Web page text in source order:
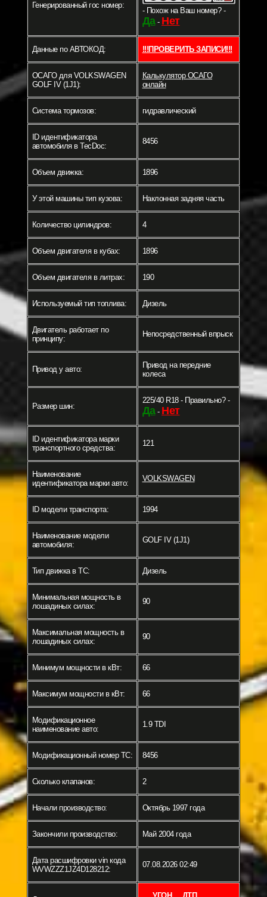
Генерированный гос номер:
- Похож на Ваш номер? -
Да- Нет
Данные по АВТОКОД: !!!ПРОВЕРИТЬ ЗАПИСИ!!!
ОСАГО для VOLKSWAGEN
GOLF IV (1J1):
Калькулятор ОСАГО
онлайн
Система тормозов: гидравлический
ID идентификатора
автомобиля в TecDoc:
8456
Объем движка: 1896
У этой машины тип кузова: Наклонная задняя часть
Количество цилиндров: 4
Объем двигателя в кубах: 1896
Объем двигателя в литрах: 190
Используемый тип топлива: Дизель
Двигатель работает по
принципу:
Непосредственный впрыск
Привод у авто:
Привод на передние
колеса
Размер шин:
225/40 R18 - Правильно? -
Да- Нет
ID идентификатора марки
транспортного средства:
121
Наименование
идентификатора марки авто:
VOLKSWAGEN
ID модели транспорта: 1994
Наименование модели
автомобиля:
GOLF IV (1J1)
Тип движка в ТС: Дизель
Минимальная мощность в
лошадиных силах:
90
Максимальная мощность в
лошадиных силах:
90
Минимум мощности в кВт: 66
Максимум мощности в кВт: 66
Модификационное
наименование авто:
1.9 TDI
Модификационный номер ТС: 8456
Сколько клапанов: 2
Начали производство: Октябрь 1997 года
Закончили производство: Май 2004 года
Дата расшифровки vin кода
WVWZZZ1JZ4D128212:
07.08.2026 02:49